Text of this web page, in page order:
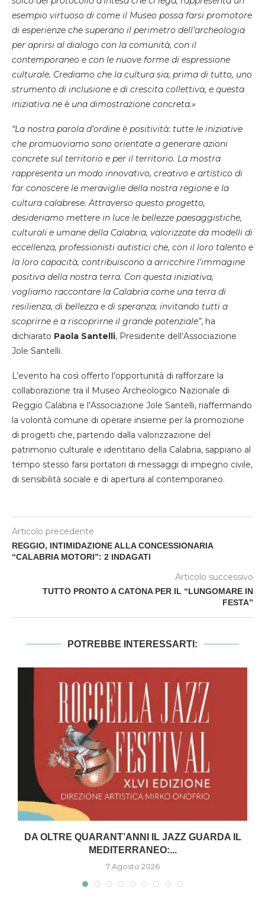
esempio virtuoso di come il Museo possa farsi promotore
di esperienze che superano il perimetro dell’archeologia
per aprirsi al dialogo con la comunità, con il
contemporaneo e con le nuove forme di espressione
culturale. Crediamo che la cultura sia, prima di tutto, uno
strumento di inclusione e di crescita collettiva, e questa
iniziativa ne è una dimostrazione concreta.»
“La nostra parola d’ordine è positività: tutte le iniziative
che promuoviamo sono orientate a generare azioni
concrete sul territorio e per il territorio. La mostra
rappresenta un modo innovativo, creativo e artistico di
far conoscere le meraviglie della nostra regione e la
cultura calabrese. Attraverso questo progetto,
desideriamo mettere in luce le bellezze paesaggistiche,
culturali e umane della Calabria, valorizzate da modelli di
eccellenza, professionisti autistici che, con il loro talento e
la loro capacità, contribuiscono a arricchire l’immagine
positiva della nostra terra. Con questa iniziativa,
vogliamo raccontare la Calabria come una terra di
resilienza, di bellezza e di speranza, invitando tutti a
scoprirne e a riscoprirne il grande potenziale”, ha
dichiarato Paola Santelli, Presidente dell’Associazione
Jole Santelli.
L’evento ha così offerto l’opportunità di rafforzare la
collaborazione tra il Museo Archeologico Nazionale di
Reggio Calabria e l’Associazione Jole Santelli, riaffermando
la volontà comune di operare insieme per la promozione
di progetti che, partendo dalla valorizzazione del
patrimonio culturale e identitario della Calabria, sappiano al
tempo stesso farsi portatori di messaggi di impegno civile,
di sensibilità sociale e di apertura al contemporaneo.
Articolo precedente
REGGIO, INTIMIDAZIONE ALLA CONCESSIONARIA
“CALABRIA MOTORI”: 2 INDAGATI
Articolo successivo
TUTTO PRONTO A CATONA PER IL “LUNGOMARE IN
FESTA”
POTREBBE INTERESSARTI:
DA OLTRE QUARANT’ANNI IL JAZZ GUARDA IL
MEDITERRANEO:...
7 Agosto 2026